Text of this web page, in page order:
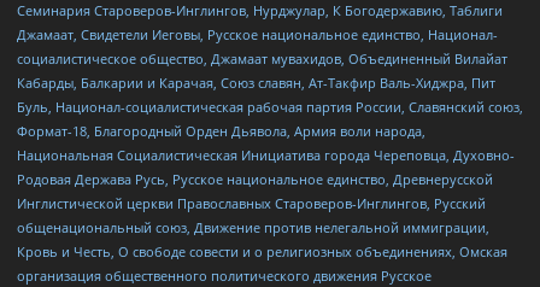
Семинария Староверов-Инглингов, Нурджулар, К Богодержавию, Таблиги
Джамаат, Свидетели Иеговы, Русское национальное единство, Национал-
социалистическое общество, Джамаат мувахидов, Объединенный Вилайат
Кабарды, Балкарии и Карачая, Союз славян, Ат-Такфир Валь-Хиджра, Пит
Буль, Национал-социалистическая рабочая партия России, Славянский союз,
Формат-18, Благородный Орден Дьявола, Армия воли народа,
Национальная Социалистическая Инициатива города Череповца, Духовно-
Родовая Держава Русь, Русское национальное единство, Древнерусской
Инглистической церкви Православных Староверов-Инглингов, Русский
общенациональный союз, Движение против нелегальной иммиграции,
Кровь и Честь, О свободе совести и о религиозных объединениях, Омская
организация общественного политического движения Русское